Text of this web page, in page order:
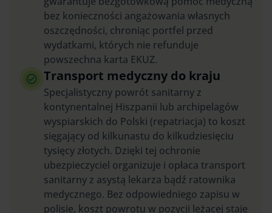
bez konieczności angażowania własnych
oszczędności, chroniąc portfel przed
wydatkami, których nie refunduje
powszechna karta EKUZ.
Transport medyczny do kraju
Specjalistyczny powrót sanitarny z
kontynentalnej Hiszpanii lub archipelagów
wyspiarskich do Polski (repatriacja) to koszt
sięgający od kilkunastu do kilkudziesięciu
tysięcy złotych. Dzięki tej ochronie
ubezpieczyciel organizuje i opłaca transport
sanitarny z asystą lekarza bądź ratownika
medycznego. Bez odpowiedniego zapisu w
polisie, koszt powrotu w pozycji leżącej staje